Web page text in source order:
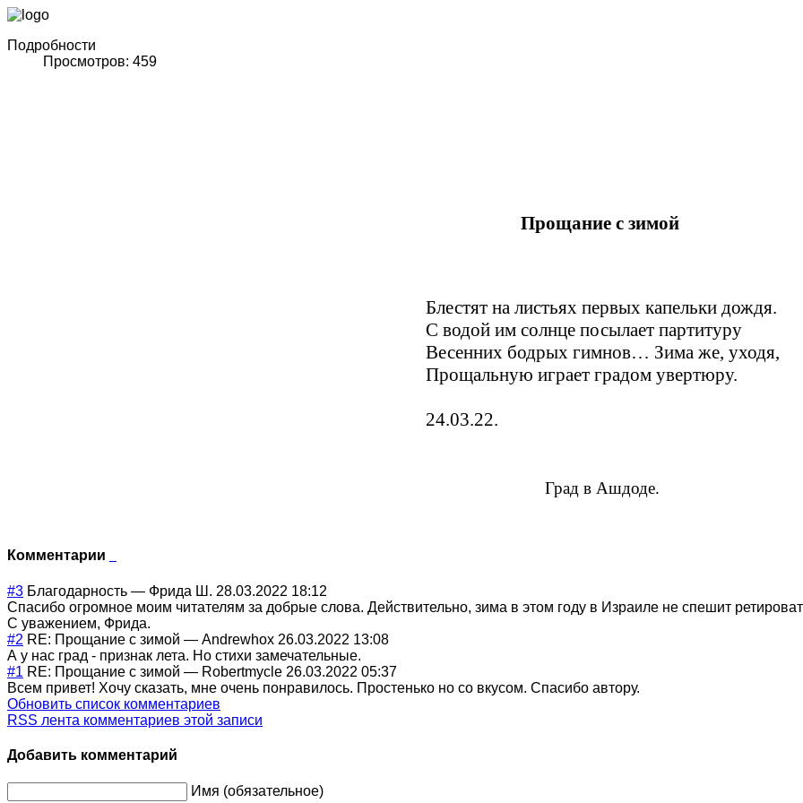
Подробности
Просмотров: 459
Прощание с зимой
Блестят на листьях первых капельки дождя.
С водой им солнце посылает партитуру
Весенних бодрых гимнов… Зима же, уходя,
Прощальную играет градом увертюру.
24.03.22.
Град в Ашдоде.
Комментарии
#3 Благодарность — Фрида Ш. 28.03.2022 18:12
Спасибо огромное моим читателям за добрые слова. Действительно, зима в этом году в Израиле не спешит
С уважением, Фрида.
#2 RE: Прощание с зимой — Andrewhox 26.03.2022 13:08
А у нас град - признак лета. Но стихи замечательные.
#1 RE: Прощание с зимой — Robertmycle 26.03.2022 05:37
Всем привет! Хочу сказать, мне очень понравилось. Простенько но со вкусом. Спасибо автору.
Обновить список комментариев
RSS лента комментариев этой записи
Добавить комментарий
Имя (обязательное)